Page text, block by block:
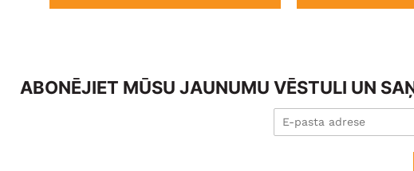
ABONĒJIET MŪSU JAUNUMU VĒSTULI UN